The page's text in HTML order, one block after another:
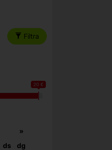
Filtra
20 €
»
ds
dg